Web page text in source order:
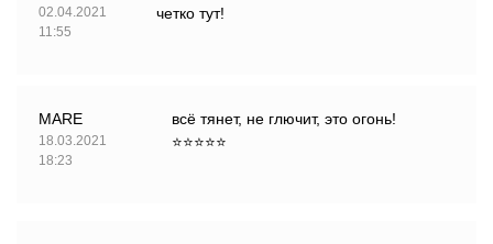
02.04.2021
11:55
четко тут!
MARE
18.03.2021
18:23
всё тянет, не глючит, это огонь!
⭐⭐⭐⭐⭐